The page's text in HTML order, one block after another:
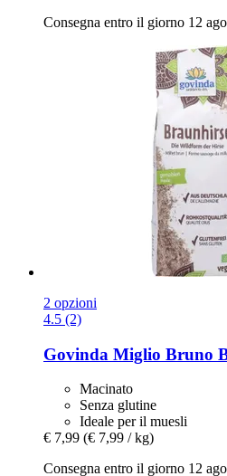
Consegna entro il giorno 12
2 opzioni
4.5 (2)
Govinda Miglio Bruno
Macinato
Senza glutine
Ideale per il muesli
€ 7,99 (€ 7,99 / kg)
Consegna entro il giorno 12